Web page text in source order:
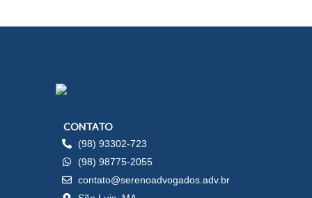
CONTATO
(98) 93302-723
(98) 98775-2055
contato@serenoadvogados.adv.br